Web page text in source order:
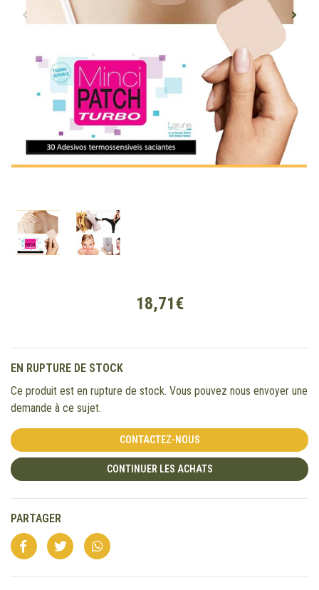
18,71€
EN RUPTURE DE STOCK
Ce produit est en rupture de stock. Vous pouvez nous envoyer une
demande à ce sujet.
CONTACTEZ-NOUS
CONTINUER LES ACHATS
PARTAGER